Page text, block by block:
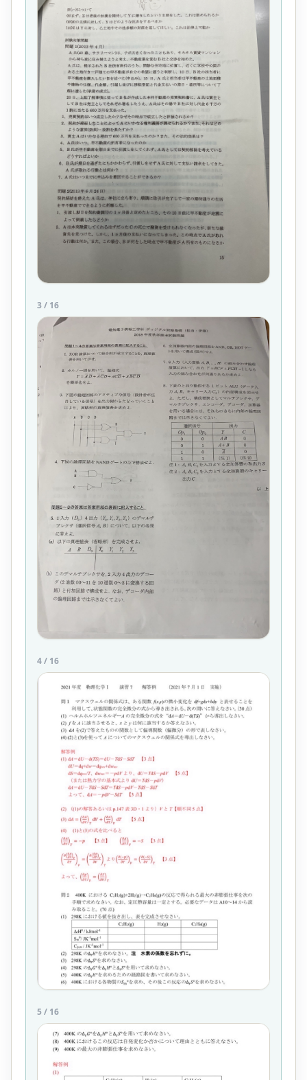
3/ 16
4/ 16
5/ 16